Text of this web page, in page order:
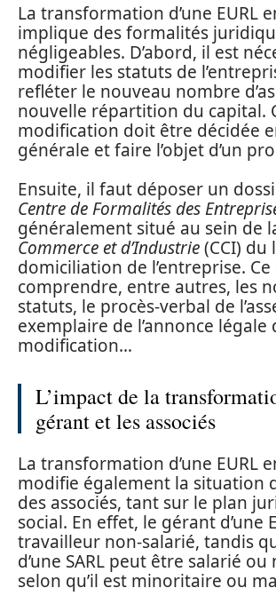
La transformation d’une EURL
implique des formalités
négligeables. D’abord, il est
modifier les statuts de
refléter le nouveau nombre
nouvelle répartition du capital.
modification doit être décidée
générale et faire l’objet d’un
Ensuite, il faut déposer un
Centre de Formalités des
généralement situé au sein de
Commerce et d’Industrie(CCI) du
domiciliation de l’entreprise.
comprendre, entre autres, les
statuts, le procès-verbal de
exemplaire de l’annonce légale
modification…
L’impact de la
gérant et les associés
La transformation d’une EURL
modifie également la situation
des associés, tant sur le plan
social. En effet, le gérant d’une
travailleur non-salarié, tandis
d’une SARL peut être salarié
selon qu’il est minoritaire ou